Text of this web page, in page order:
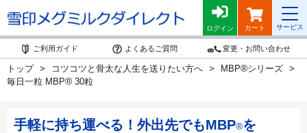
ログイン カート サービス
ご利用ガイド よくあるご質問 変更・お問い合わせ
トップ コツコツと骨太な人生を送りたい方へ MBP®シリーズ
毎日一粒 MBP® 30粒
手軽に持ち運べる！外出先でもMBP®を